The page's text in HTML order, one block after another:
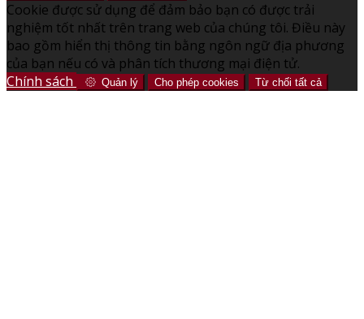
Cookie được sử dụng để đảm bảo bạn có được trải
nghiệm tốt nhất trên trang web của chúng tôi. Điều này
bao gồm hiển thị thông tin bằng ngôn ngữ địa phương
của bạn nếu có và phân tích thương mại điện tử.
Chính sách
Quản lý Cho phép cookies Từ chối tất cả